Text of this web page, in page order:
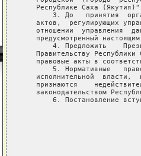
Республике Саха
3. До   принятия
актов,  регулирующих
отношении  управления
предусмотренный
4. Предложить
Правительству Республики
правовые акты в
5. Нормативные
исполнительной  власти,
признаются
законодательством
6. Постановление